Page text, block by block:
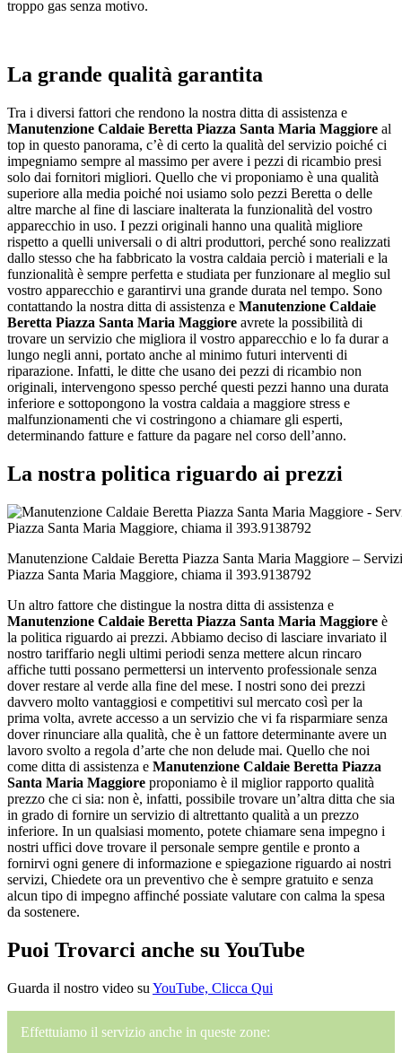
troppo gas senza motivo.
La grande qualità garantita
Tra i diversi fattori che rendono la nostra ditta di assistenza e
Manutenzione Caldaie Beretta Piazza Santa Maria Maggiore al
top in questo panorama, c’è di certo la qualità del servizio poiché ci
impegniamo sempre al massimo per avere i pezzi di ricambio presi
solo dai fornitori migliori. Quello che vi proponiamo è una qualità
superiore alla media poiché noi usiamo solo pezzi Beretta o delle
altre marche al fine di lasciare inalterata la funzionalità del vostro
apparecchio in uso. I pezzi originali hanno una qualità migliore
rispetto a quelli universali o di altri produttori, perché sono realizzati
dallo stesso che ha fabbricato la vostra caldaia perciò i materiali e la
funzionalità è sempre perfetta e studiata per funzionare al meglio sul
vostro apparecchio e garantirvi una grande durata nel tempo. Sono
contattando la nostra ditta di assistenza e Manutenzione Caldaie
Beretta Piazza Santa Maria Maggiore avrete la possibilità di
trovare un servizio che migliora il vostro apparecchio e lo fa durar a
lungo negli anni, portato anche al minimo futuri interventi di
riparazione. Infatti, le ditte che usano dei pezzi di ricambio non
originali, intervengono spesso perché questi pezzi hanno una durata
inferiore e sottopongono la vostra caldaia a maggiore stress e
malfunzionamenti che vi costringono a chiamare gli esperti,
determinando fatture e fatture da pagare nel corso dell’anno.
La nostra politica riguardo ai prezzi
Manutenzione Caldaie Beretta Piazza Santa Maria Maggiore –
Piazza Santa Maria Maggiore, chiama il 393.9138792
Un altro fattore che distingue la nostra ditta di assistenza e
Manutenzione Caldaie Beretta Piazza Santa Maria Maggiore è
la politica riguardo ai prezzi. Abbiamo deciso di lasciare invariato il
nostro tariffario negli ultimi periodi senza mettere alcun rincaro
affiche tutti possano permettersi un intervento professionale senza
dover restare al verde alla fine del mese. I nostri sono dei prezzi
davvero molto vantaggiosi e competitivi sul mercato così per la
prima volta, avrete accesso a un servizio che vi fa risparmiare senza
dover rinunciare alla qualità, che è un fattore determinante avere un
lavoro svolto a regola d’arte che non delude mai. Quello che noi
come ditta di assistenza e Manutenzione Caldaie Beretta Piazza
Santa Maria Maggiore proponiamo è il miglior rapporto qualità
prezzo che ci sia: non è, infatti, possibile trovare un’altra ditta che sia
in grado di fornire un servizio di altrettanto qualità a un prezzo
inferiore. In un qualsiasi momento, potete chiamare sena impegno i
nostri uffici dove trovare il personale sempre gentile e pronto a
fornirvi ogni genere di informazione e spiegazione riguardo ai nostri
servizi, Chiedete ora un preventivo che è sempre gratuito e senza
alcun tipo di impegno affinché possiate valutare con calma la spesa
da sostenere.
Puoi Trovarci anche su YouTube
Guarda il nostro video su YouTube, Clicca Qui
Effettuiamo il servizio anche in queste zone: